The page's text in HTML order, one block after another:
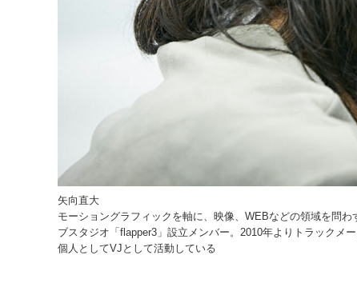
矢向直大
モーショングラフィックを軸に、映像、WEBなどの領域を問
ブスタジオ「flapper3」設立メンバー。2010年よりトラックメ
個人としてVJとして活動している